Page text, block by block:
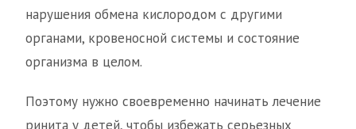
нарушения обмена кислородом с другими
органами, кровеносной системы и состояние
организма в целом.
Поэтому нужно своевременно начинать лечение
ринита у детей, чтобы избежать серьезных